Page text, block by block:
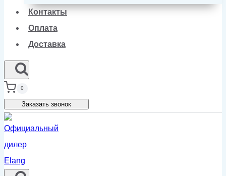
Контакты
Оплата
Доставка
0
Заказать звонок